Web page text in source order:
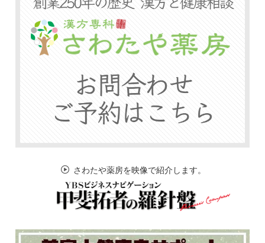
さわたや薬房を映像で紹介します。